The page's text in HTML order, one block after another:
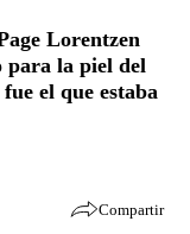
Lorentzen
para la piel del
el que estaba
Compartir